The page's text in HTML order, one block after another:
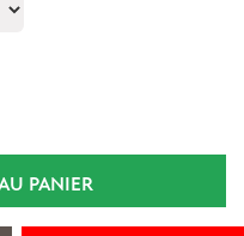
PANIER